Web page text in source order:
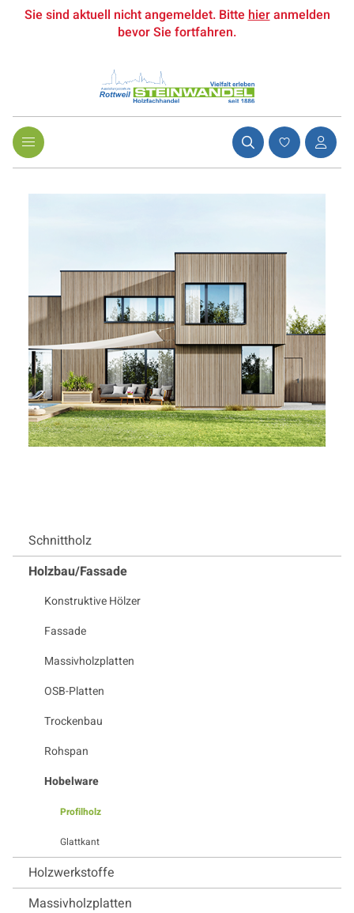
Sie sind aktuell nicht angemeldet. Bittehieranmelden
bevor Sie fortfahren.
Schnittholz
Holzbau/Fassade
Konstruktive Hölzer
Fassade
Massivholzplatten
OSB-Platten
Trockenbau
Rohspan
Hobelware
Profilholz
Glattkant
Holzwerkstoffe
Massivholzplatten